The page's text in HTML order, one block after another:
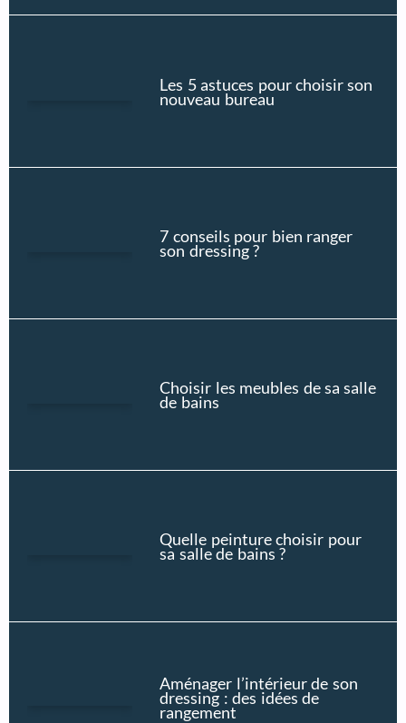
Les 5 astuces pour choisir son
nouveau bureau
7 conseils pour bien ranger
son dressing ?
Choisir les meubles de sa salle
de bains
Quelle peinture choisir pour
sa salle de bains ?
Aménager l’intérieur de son
dressing : des idées de
rangement